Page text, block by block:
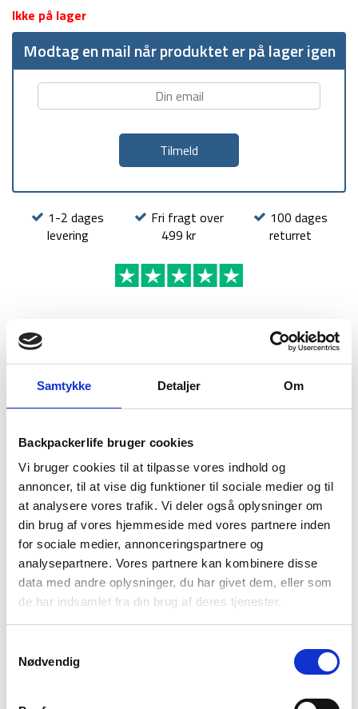
Samtykke Detaljer Om
Backpackerlife bruger cookies
Vi bruger cookies til at tilpasse vores indhold og
annoncer, til at vise dig funktioner til sociale medier og til
at analysere vores trafik. Vi deler også oplysninger om
din brug af vores hjemmeside med vores partnere inden
for sociale medier, annonceringspartnere og
analysepartnere. Vores partnere kan kombinere disse
data med andre oplysninger, du har givet dem, eller som
de har indsamlet fra din brug af deres tjenester.
Nødvendig
Ikke på lager
Modtag en mail når produktet er på lager igen
1-2 dages
levering
Fri fragt over
499 kr
100 dages
returret
Fillo Luxury er en prisvindende backpacking og camping pude
fra Nemo. Den smarte pude er designet ud fra kombinationer
af luftblød celle, tyk luksusskum og kommer med et blødt og
lækkert betræk af mikroruskind, der tåler maskinvask. Denne
almindelig pude.
Fillo Luxury fylder sammenpakket nærmest ingenting og